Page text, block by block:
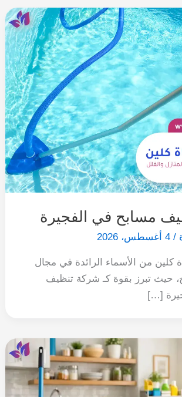
مسابح في الفجيرة
4 أغسطس، 2026
كلين من الأسماء الرائدة في مجال
حيث تبرز بقوة كـ شركة تنظيف
[…]